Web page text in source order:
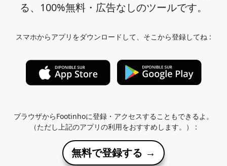
る、100%無料・広告なしのツールです。
スマホからアプリをダウンロードして、そこから登録してね :
ブラウザからFootinhoに登録・アクセスすることもできるよ。
（ただし上記のアプリの利用をおすすめします。） :
無料で登録する →